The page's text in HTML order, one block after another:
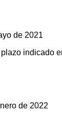
de 2021
indicado
de 2022